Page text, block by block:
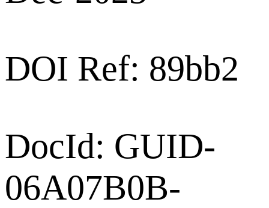
DOI Ref: 89bb2
DocId: GUID-
06A07B0B-